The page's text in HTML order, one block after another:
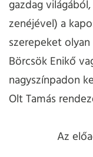
gazdag
zenéjével) a
szerepeket
Börcsök Enikő
nagyszínpadon
Olt Tamás
Az